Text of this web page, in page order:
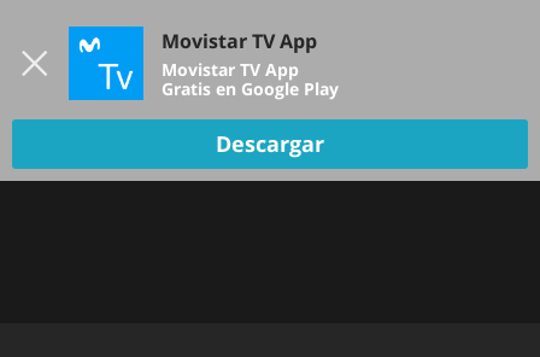
TV EN VIVO
Movistar TV App
Movistar TV App
Gratis en Google Play
Descargar